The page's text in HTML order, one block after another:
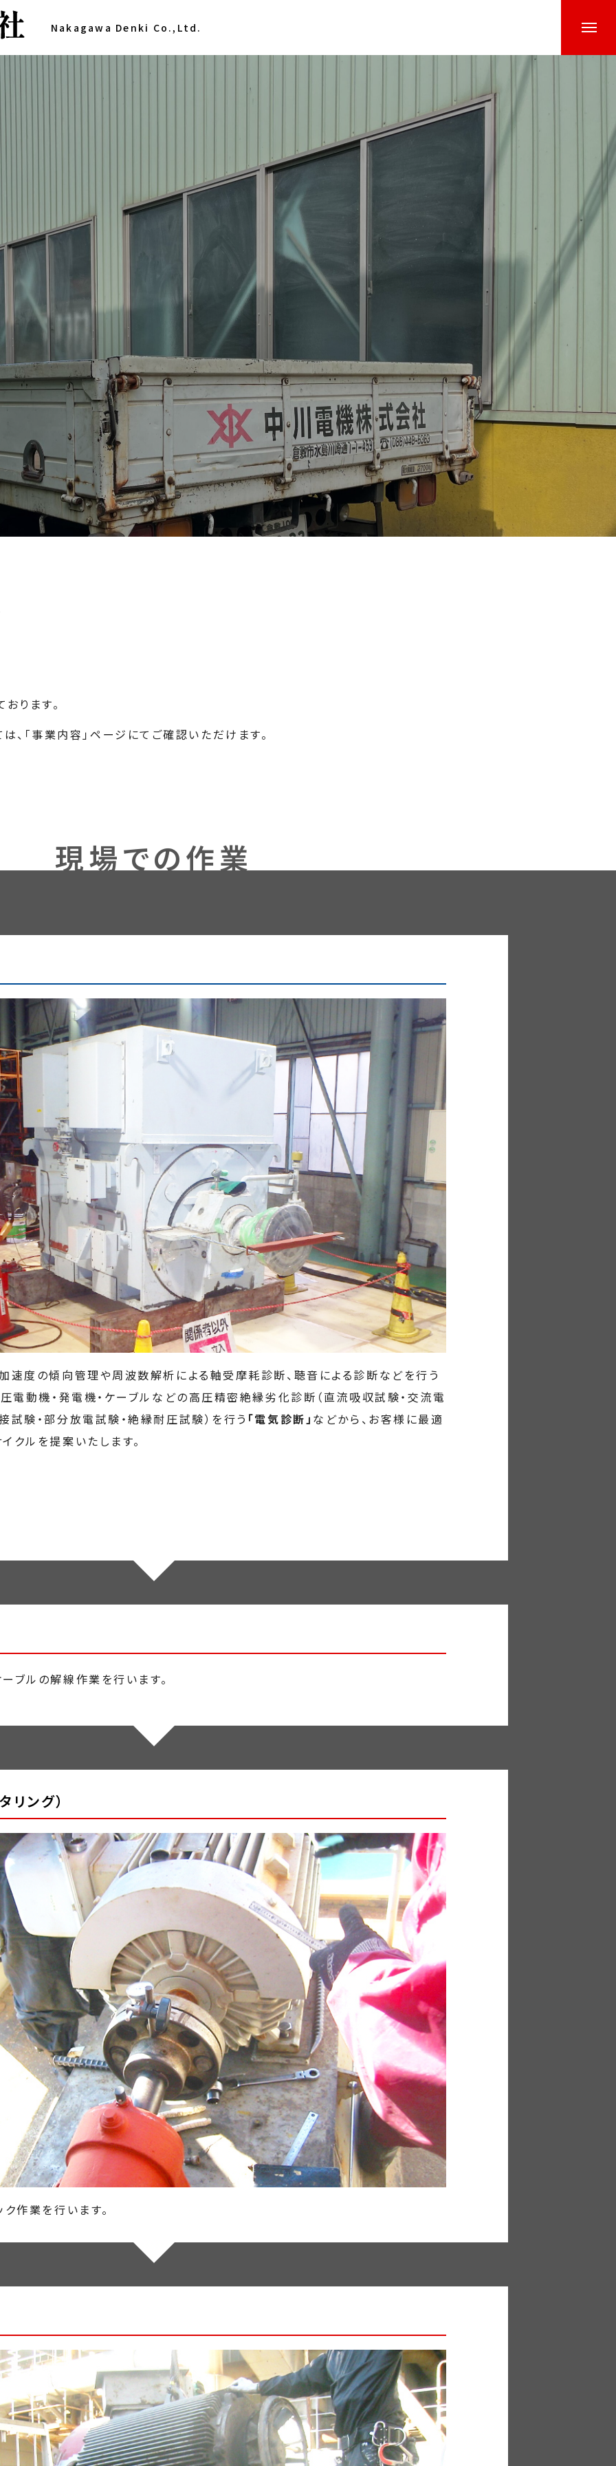
Nakagawa Denki Co.,Ltd.
れ 事業内容 生産設備 採用情報 お問い合わせ
ります。
、「事業内容」ページにてご確認いただけます。
現場での作業
速度の傾向管理や周波数解析による軸受摩耗診断、聴音による診断などを行う
圧電動機・発電機・ケーブルなどの高圧精密絶縁劣化診断（直流吸収試験・交流電
試験・部分放電試験・絶縁耐圧試験）を行う 「電気診断」 などから、お客様に最適
クルを提案いたします。
ブルの解線作業を行います。
リング）
作業を行います。